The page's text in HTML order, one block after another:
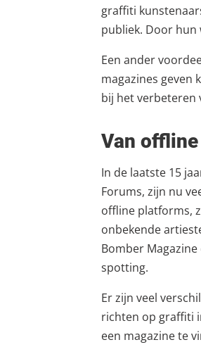
graffiti
publiek. Door hun
Een ander
magazines geven
bij het verbeteren
Van
In de laatste 15
Forums, zijn nu
offline platforms,
onbekende
Bomber
spotting.
Er zijn veel
richten op graffiti
een magazine te